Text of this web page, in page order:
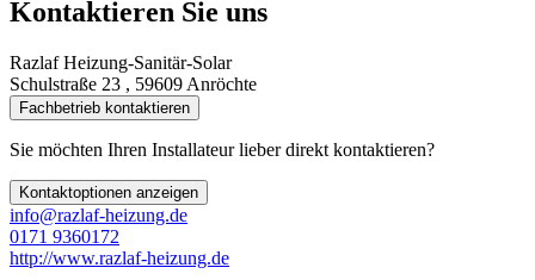
Kontaktieren Sie uns
Razlaf Heizung-Sanitär-Solar
Schulstraße 23 , 59609 Anröchte
Fachbetrieb kontaktieren
Sie möchten Ihren Installateur lieber direkt kontaktieren?
Kontaktoptionen anzeigen
info@razlaf-heizung.de
0171 9360172
http://www.razlaf-heizung.de